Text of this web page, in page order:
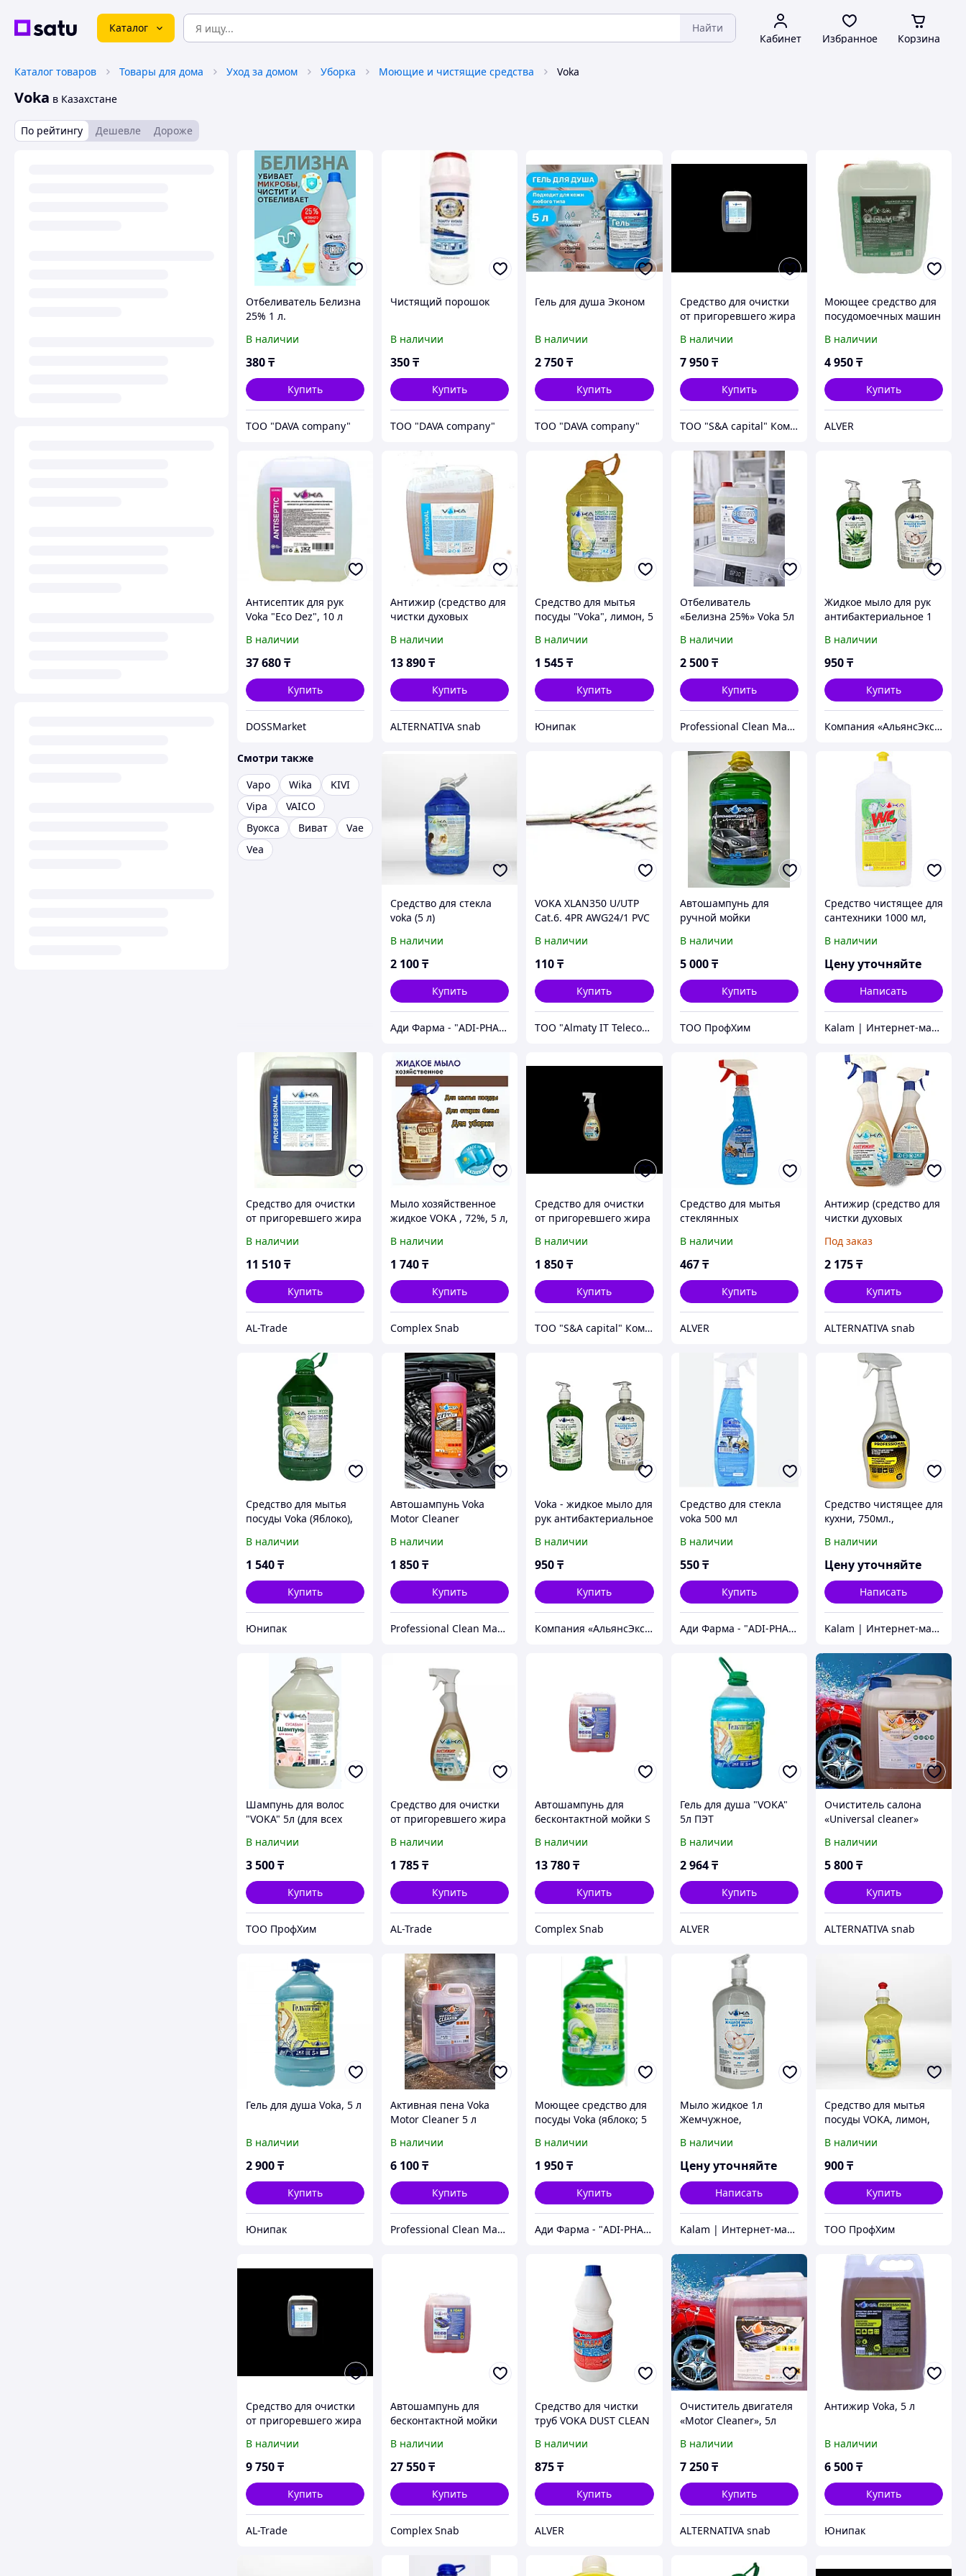
Каталог Найти
Кабинет Избранное Корзина
Каталог товаров Товары для дома Уход за домом Уборка Моющие и чистящие средства Voka
Voka в Казахстане
По рейтингу Дешевле Дороже
Отбеливатель Белизна
25% 1 л.
В наличии
380₸
Купить
ТОО "DAVA company"
Чистящий порошок
В наличии
350₸
Купить
ТОО "DAVA company"
Гель для душа Эконом
В наличии
2 750₸
Купить
ТОО "DAVA company"
Средство для очистки
от пригоревшего жира
PROFESSIONAL 5л
канистра
В наличии
7 950 ₸
Купить
ТОО "S&A capital" Комплексное снабжение вашего предприятия.
Моющее средство для
посудомоечных машин
В наличии
4 950₸
Купить
ALVER
Антисептик для рук
Voka "Eco Dez", 10 л
В наличии
37 680₸
Купить
DOSSMarket
Антижир (средство для
чистки духовых
PROFESSIONAL, Voka, 5
л, канистра
В наличии
13 890₸
Купить
ALTERNATIVA snab
Средство для мытья
посуды "Voka", лимон, 5
В наличии
1 545₸
Купить
Юнипак
Отбеливатель
«Белизна 25%» Voka 5л
В наличии
2 500 ₸
Купить
Professional Clean Magic
Жидкое мыло для рук
антибактериальное 1
В наличии
950₸
Купить
Компания «АльянсЭксперт» - Комплексное решение для Вашего Бизнеса!
Смотри также
Vapo
Wika
KIVI
Vipa
VAICO
Вуокса
Виват
Vae
Vea
Средство для стекла
voka (5 л)
В наличии
2 100₸
Купить
Ади Фарма - "ADI-PHARMA" медицинские товары и бытовая химия.
VOKA XLAN350 U/UTP
Cat.6. 4РR AWG24/1 PVC
В наличии
110₸
Купить
ТОО "Almaty IT Telecom"
Автошампунь для
ручной мойки
В наличии
5 000 ₸
Купить
ТОО ПрофХим
Средство чистящее для
сантехники 1000 мл,
дезинфиц.гель, Voka
WC ge
В наличии
Цену уточняйте
Написать
Kalam | Интернет-магазин офисных товаров в Алматы
Средство для очистки
от пригоревшего жира
PROFESSIONAL, 5 л,
канистра
В наличии
11 510₸
Купить
AL-Trade
Мыло хозяйственное
жидкое VOKA , 72%, 5 л,
В наличии
1 740₸
Купить
Complex Snab
Средство для очистки
от пригоревшего жира
PROFESSIONAL, 750
мл.с тригером
В наличии
1 850₸
Купить
ТОО "S&A capital" Комплексное снабжение вашего предприятия.
Средство для мытья
стеклянных
500 мл
В наличии
467 ₸
Купить
ALVER
Антижир (средство для
чистки духовых
PROFESSIONAL, Voka,
750 мл, с тригером
Под заказ
2 175₸
Купить
ALTERNATIVA snab
Средство для мытья
посуды Voka (Яблоко),
В наличии
1 540₸
Купить
Юнипак
Автошампунь Voka
Motor Cleaner
В наличии
1 850₸
Купить
Professional Clean Magic
Voka - жидкое мыло для
рук антибактериальное
В наличии
950₸
Купить
Компания «АльянсЭксперт» - Комплексное решение для Вашего Бизнеса!
Средство для стекла
voka 500 мл
В наличии
550 ₸
Купить
Ади Фарма - "ADI-PHARMA" медицинские товары и бытовая химия.
Средство чистящее для
кухни, 750мл.,
спрей с триггером Voka
В наличии
Цену уточняйте
Написать
Kalam | Интернет-магазин офисных товаров в Алматы
Шампунь для волос
"VOKA" 5л (для всех
В наличии
3 500₸
Купить
ТОО ПрофХим
Средство для очистки
от пригоревшего жира
PROFESSIONAL, 750
мл.с тригером
В наличии
1 785₸
Купить
AL-Trade
Автошампунь для
бесконтактной мойки S
VOKA, 1:3
В наличии
13 780₸
Купить
Complex Snab
Гель для душа "VOKA"
5л ПЭТ
В наличии
2 964 ₸
Купить
ALVER
Очиститель салона
«Universal cleaner»
канистра, VOKA
В наличии
5 800₸
Купить
ALTERNATIVA snab
Гель для душа Voka, 5 л
В наличии
2 900₸
Купить
Юнипак
Активная пена Voka
Motor Cleaner 5 л
В наличии
6 100₸
Купить
Professional Clean Magic
Моющее средство для
посуды Voka (яблоко; 5
В наличии
1 950₸
Купить
Ади Фарма - "ADI-PHARMA" медицинские товары и бытовая химия.
Мыло жидкое 1л
Жемчужное,
дозатором "Voka"
В наличии
Цену уточняйте
Написать
Kalam | Интернет-магазин офисных товаров в Алматы
Средство для мытья
посуды VOKA, лимон,
В наличии
900₸
Купить
ТОО ПрофХим
Средство для очистки
от пригоревшего жира
PROFESSIONAL 5л
канистра
В наличии
9 750₸
Купить
AL-Trade
Автошампунь для
бесконтактной мойки
канистра, VOKA, 1:4
В наличии
27 550₸
Купить
Complex Snab
Средство для чистки
труб VOKA DUST CLEAN
В наличии
875₸
Купить
ALVER
Очиститель двигателя
«Motor Cleaner», 5л
В наличии
7 250 ₸
Купить
ALTERNATIVA snab
Антижир Voka, 5 л
В наличии
6 500₸
Купить
Юнипак